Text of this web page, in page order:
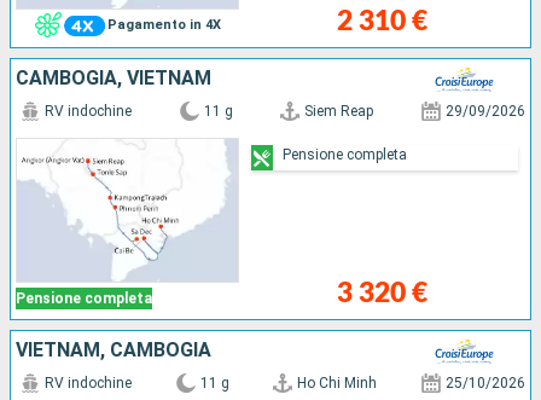
Pagamento in 4X 2 310 €
CAMBOGIA, VIETNAM
Pensione completa
RV indochine 11 g Siem Reap 29/09/2026
3 320 €
Pensione completa
VIETNAM, CAMBOGIA
RV indochine 11 g Ho Chi Minh 25/10/2026